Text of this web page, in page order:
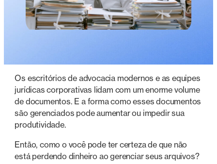
Os escritórios de advocacia modernos e as equipes
jurídicas corporativas lidam com um enorme volume
de documentos. E a forma como esses documentos
são gerenciados pode aumentar ou impedir sua
produtividade.
Então, como o você pode ter certeza de que não
está perdendo dinheiro ao gerenciar seus arquivos?